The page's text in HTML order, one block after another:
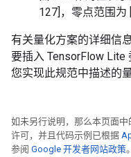
127]，零点范围为
有关量化方案的详细信
要插入 TensorFlow Lite
您实现此规范中描述的
如未另行说明，那么本页面中
许可，并且代码示例已根据
参阅 Google 开发者网站政策